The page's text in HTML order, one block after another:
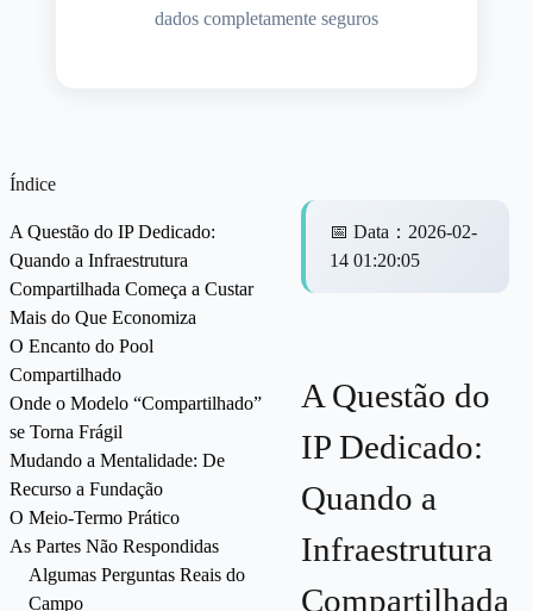
dados completamente seguros
Índice
A Questão do IP Dedicado:
Quando a Infraestrutura
Compartilhada Começa a Custar
Mais do Que Economiza
O Encanto do Pool
Compartilhado
Onde o Modelo “Compartilhado”
se Torna Frágil
Mudando a Mentalidade: De
Recurso a Fundação
O Meio-Termo Prático
As Partes Não Respondidas
Algumas Perguntas Reais do
Campo
📅 Data ： 2026-02-
14 01:20:05
A Questão do
IP Dedicado:
Quando a
Infraestrutura
Compartilhada